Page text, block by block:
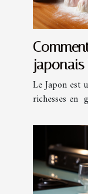
japonais
Le Japon est
richesses en